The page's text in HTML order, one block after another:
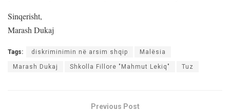
Sinqerisht,
Marash Dukaj
Tags: diskriminimin në arsim shqip Malësia
Marash Dukaj Shkolla Fillore "Mahmut Lekiq" Tuz
Previous Post